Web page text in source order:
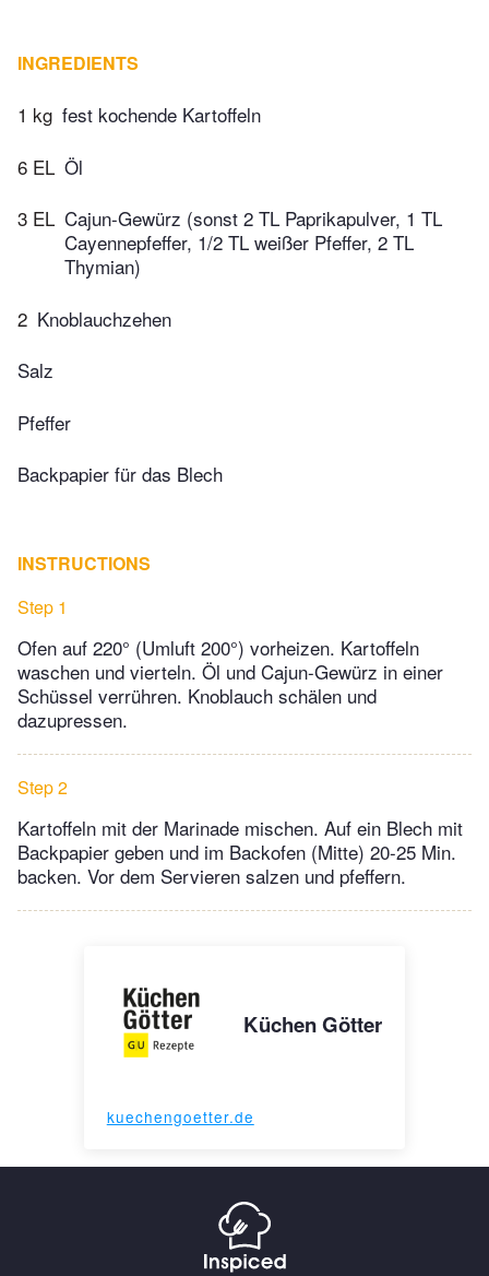
INGREDIENTS
1 kg fest kochende Kartoffeln
6 EL Öl
3 EL Cajun-Gewürz (sonst 2 TL Paprikapulver, 1 TL
Cayennepfeffer, 1/2 TL weißer Pfeffer, 2 TL
Thymian)
2 Knoblauchzehen
Salz
Pfeffer
Backpapier für das Blech
INSTRUCTIONS
Step 1
Ofen auf 220° (Umluft 200°) vorheizen. Kartoffeln
waschen und vierteln. Öl und Cajun-Gewürz in einer
Schüssel verrühren. Knoblauch schälen und
dazupressen.
Step 2
Kartoffeln mit der Marinade mischen. Auf ein Blech mit
Backpapier geben und im Backofen (Mitte) 20-25 Min.
backen. Vor dem Servieren salzen und pfeffern.
Küchen Götter
kuechengoetter.de